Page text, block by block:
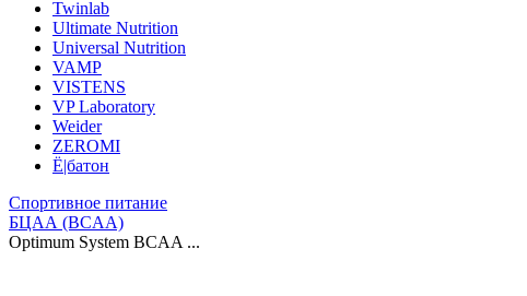
Twinlab
Ultimate Nutrition
Universal Nutrition
VAMP
VISTENS
VP Laboratory
Weider
ZEROMI
Ё|батон
Спортивное питание
БЦАА (BCAA)
Optimum System BCAA ...